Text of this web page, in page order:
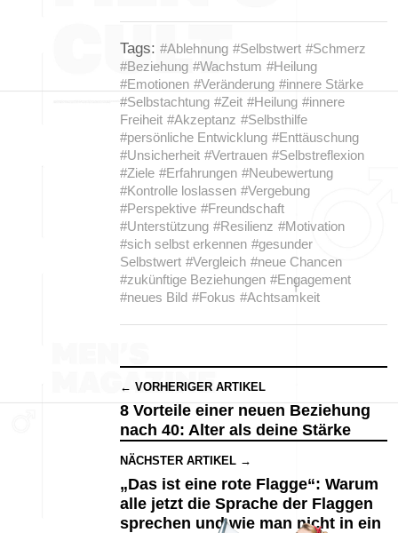
Tags: #Ablehnung #Selbstwert #Schmerz
#Beziehung #Wachstum #Heilung
#Emotionen #Veränderung #innere Stärke
#Selbstachtung #Zeit #Heilung #innere
Freiheit #Akzeptanz #Selbsthilfe
#persönliche Entwicklung #Enttäuschung
#Unsicherheit #Vertrauen #Selbstreflexion
#Ziele #Erfahrungen #Neubewertung
#Kontrolle loslassen #Vergebung
#Perspektive #Freundschaft
#Unterstützung #Resilienz #Motivation
#sich selbst erkennen #gesunder
Selbstwert #Vergleich #neue Chancen
#zukünftige Beziehungen #Engagement
#neues Bild #Fokus #Achtsamkeit
← VORHERIGER ARTIKEL
8 Vorteile einer neuen Beziehung
nach 40: Alter als deine Stärke
NÄCHSTER ARTIKEL →
„Das ist eine rote Flagge“: Warum
alle jetzt die Sprache der Flaggen
sprechen und wie man nicht in ein